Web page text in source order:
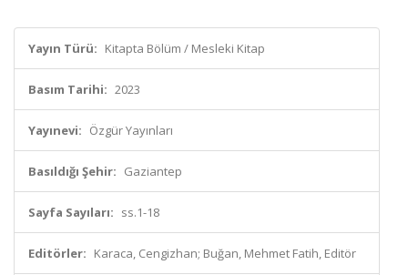
Yayın Türü: Kitapta Bölüm / Mesleki Kitap
Basım Tarihi: 2023
Yayınevi: Özgür Yayınları
Basıldığı Şehir: Gaziantep
Sayfa Sayıları: ss.1-18
Editörler: Karaca, Cengizhan; Buğan, Mehmet Fatih, Editör